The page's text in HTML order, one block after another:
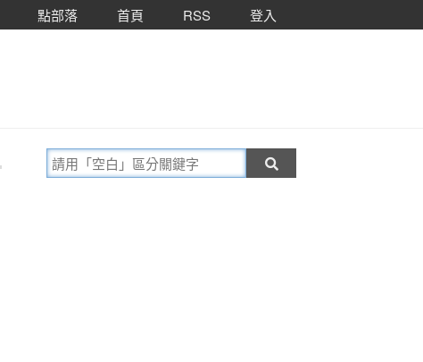
點部落 首頁 RSS 登入